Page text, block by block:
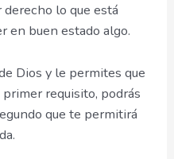
derecho lo que está
en buen estado algo.
Dios y le permites que
requisito, podrás
que te permitirá